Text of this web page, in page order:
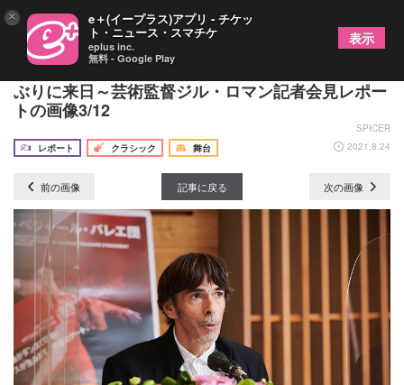
モーリス・ベジャール・バレエ団が2021年秋、4年
ぶりに来日～芸術監督ジル・ロマン記者会見レポー
トの画像3/12
SPICER
レポート
クラシック 舞台 2021.8.24
前の画像 記事に戻る 次の画像
× e＋(イープラス)アプリ - チケッ
ト・ニュース・スマチケ
eplus inc.
無料 - Google Play
表示